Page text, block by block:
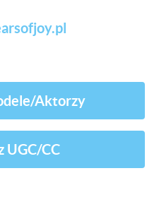
Aktorzy
UGC/CC